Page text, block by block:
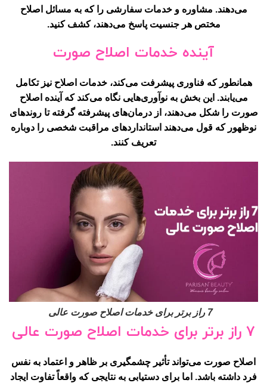
می‌دهند. مشاوره و خدمات سفارشی را که به مسائل اصلاح
مختص هر جنسیت پاسخ می‌دهند، کشف کنید.
آینده خدمات اصلاح صورت
همانطور که فناوری پیشرفت می‌کند، خدمات اصلاح نیز تکامل
می‌یابند. این بخش به نوآوری‌هایی نگاه می‌کند که آینده اصلاح
صورت را شکل می‌دهند، از درمان‌های پیشرفته گرفته تا روندهای
نوظهور که قول می‌دهند استانداردهای مراقبت شخصی را دوباره
تعریف کنند.
7 راز برتر برای خدمات اصلاح صورت عالی
7 راز برتر برای خدمات اصلاح صورت عالی
اصلاح صورت می‌تواند تأثیر چشمگیری بر ظاهر و اعتماد به نفس
فرد داشته باشد. اما برای دستیابی به نتایجی که واقعاً تفاوت ایجاد